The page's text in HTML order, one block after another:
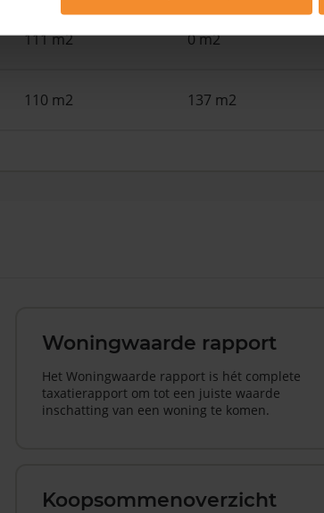
111 m2 0 m2
110 m2 137 m2
Woningwaarde rapport
Het Woningwaarde rapport is hét complete
taxatierapport om tot een juiste waarde
inschatting van een woning te komen.
Koopsommenoverzicht